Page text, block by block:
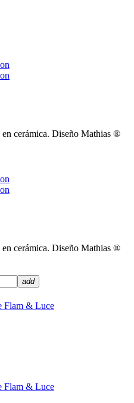
cerámica. Diseño Mathias ®
cerámica. Diseño Mathias ®
add